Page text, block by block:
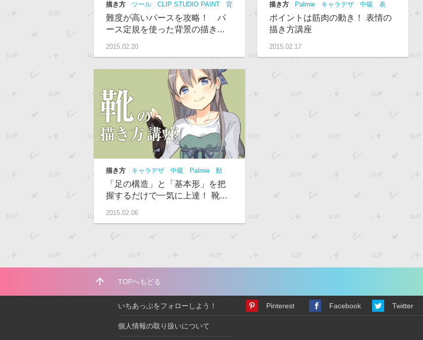
描き方 ツール CLIP STUDIO PAINT
背
景
動画 Palmie 上級
難度が高いパースを攻略！ パ
ース定規を使った背景の描き...
2015.02.20
描き方 Palmie キャラデザ 中級
表
情
動画
ポイントは筋肉の動き！ 表情の
描き方講座
2015.02.17
描き方 キャラデザ 中級 Palmie
動
画
描き方
「足の構造」と「基本形」を把
握するだけで一気に上達！ 靴...
2015.02.06
arrow_upward TOPへもどる
いちあっぷをフォローしよう！ Pinterest Facebook Twitter
個人情報の取り扱いについて